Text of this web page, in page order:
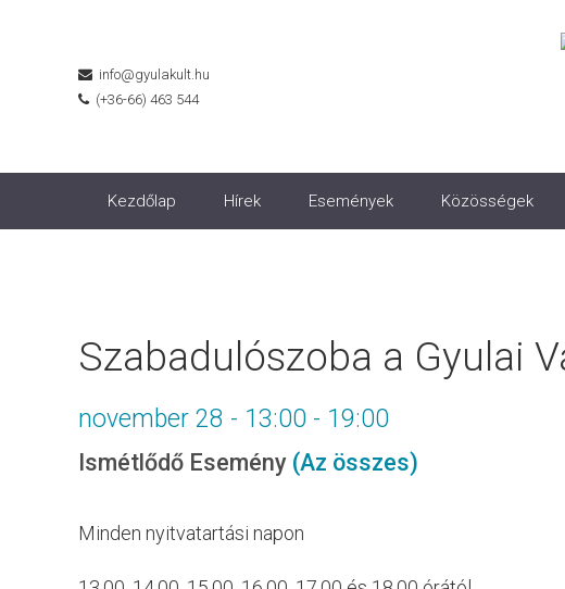
info@gyulakult.hu
(+36-66) 463 544
Kezdőlap Hírek Események Közösségek
Szabadulószoba a Gyulai
november 28 - 13:00 - 19:00
Ismétlődő Esemény (Az összes)
Minden nyitvatartási napon